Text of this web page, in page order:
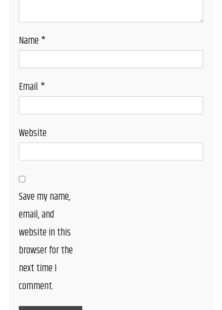
Name*
Email*
Website
Save my name,
email, and
website in this
browser for the
next time I
comment.